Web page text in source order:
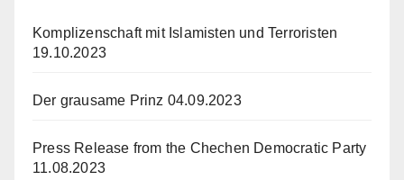
Komplizenschaft mit Islamisten und Terroristen
19.10.2023
Der grausame Prinz 04.09.2023
Press Release from the Chechen Democratic Party
11.08.2023